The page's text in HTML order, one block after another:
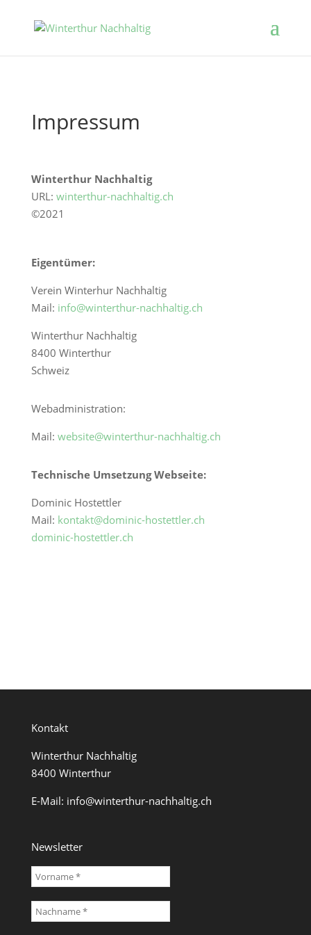
Impressum
Winterthur Nachhaltig
URL: winterthur-nachhaltig.ch
©2021
Eigentümer:
Verein Winterhur Nachhaltig
Mail: info@winterthur-nachhaltig.ch
Winterthur Nachhaltig
8400 Winterthur
Schweiz
Webadministration:
Mail: website@winterthur-nachhaltig.ch
Technische Umsetzung Webseite:
Dominic Hostettler
Mail: kontakt@dominic-hostettler.ch
dominic-hostettler.ch
Kontakt
Winterthur Nachhaltig
8400 Winterthur
E-Mail: info@winterthur-nachhaltig.ch
Newsletter